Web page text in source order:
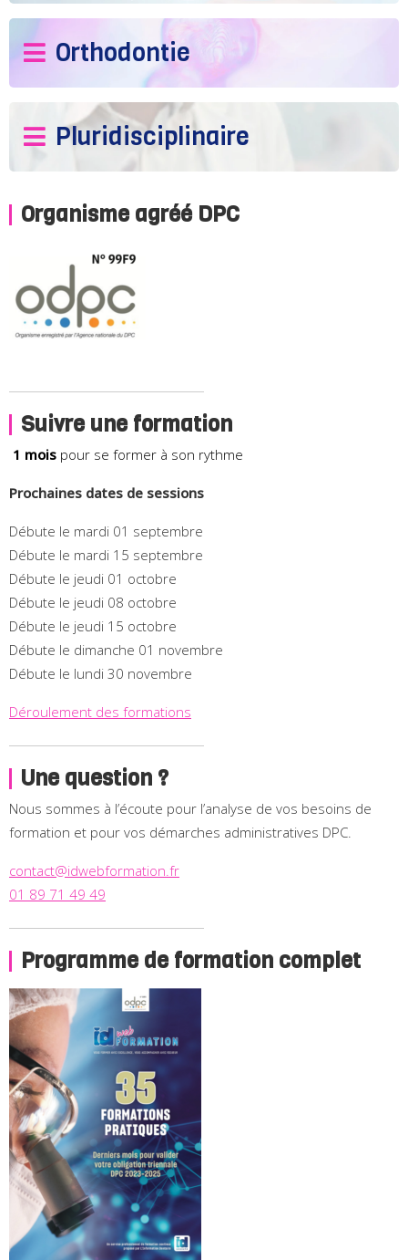
Orthodontie
Pluridisciplinaire
Organisme agréé DPC
Suivre une formation
1 mois pour se former à son rythme
Prochaines dates de sessions
Débute le mardi 01 septembre
Débute le mardi 15 septembre
Débute le jeudi 01 octobre
Débute le jeudi 08 octobre
Débute le jeudi 15 octobre
Débute le dimanche 01 novembre
Débute le lundi 30 novembre
Déroulement des formations
Une question ?
Nous sommes à l’écoute pour l’analyse de vos besoins de
formation et pour vos démarches administratives DPC.
contact@idwebformation.fr
01 89 71 49 49
Programme de formation complet